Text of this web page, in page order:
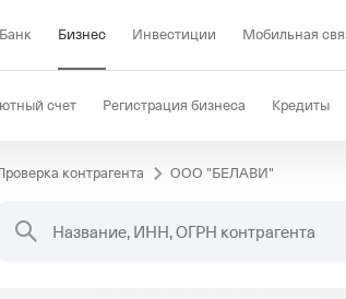
Банк Бизнес Инвестиции Мобильная
счет Регистрация бизнеса Кредиты
Селлер Госзакупки Депозиты
контрагента ООО "БЕЛАВИ"
Название, ИНН, ОГРН контрагента